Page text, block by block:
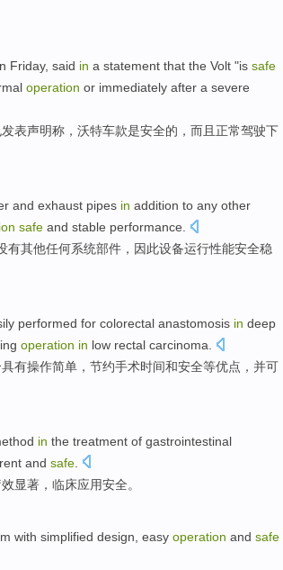
Friday, said in a statement that the Volt "is safe
operation or immediately after a severe
发表声明称，沃特车款是安全的， 而且 正常驾驶下
and exhaust pipes in addition to any other
safe and stable performance
有其他任何系统部件 ， 因此设备运行性能安全稳
performed for colorectal anastomosis in deep
operation in low rectal carcinoma.
有操作简单 ，节约手术时间和安全等优点， 并可
in the treatment of gastrointestinal
and safe
显著 ，临床应用安全。
with simplified design, easy operation and safe